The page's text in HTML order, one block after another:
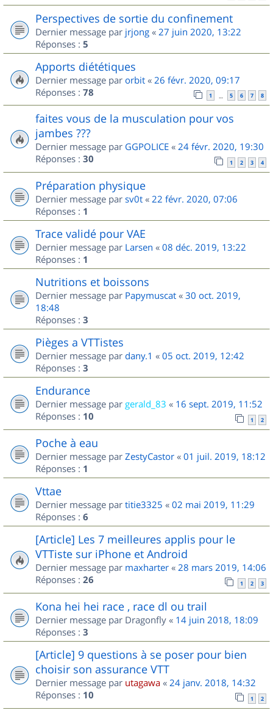
Perspectives de sortie du confinement
Dernier message par jrjong « 27 juin 2020, 13:22
Réponses : 5
Apports diététiques
Dernier message par orbit « 26 févr. 2020, 09:17
Réponses : 78 1 … 5 6 7 8
faites vous de la musculation pour vos
jambes ???
Dernier message par GGPOLICE « 24 févr. 2020, 19:30
Réponses : 30 1 2 3 4
Préparation physique
Dernier message par sv0t « 22 févr. 2020, 07:06
Réponses : 1
Trace validé pour VAE
Dernier message par Larsen « 08 déc. 2019, 13:22
Réponses : 1
Nutritions et boissons
Dernier message par Papymuscat « 30 oct. 2019,
18:48
Réponses : 3
Pièges a VTTistes
Dernier message par dany.1 « 05 oct. 2019, 12:42
Réponses : 3
Endurance
Dernier message par gerald_83 « 16 sept. 2019, 11:52
Réponses : 10 1 2
Poche à eau
Dernier message par ZestyCastor « 01 juil. 2019, 18:12
Réponses : 1
Vttae
Dernier message par titie3325 « 02 mai 2019, 11:29
Réponses : 6
[Article] Les 7 meilleures applis pour le
VTTiste sur iPhone et Android
Dernier message par maxharter « 28 mars 2019, 14:06
Réponses : 26 1 2 3
Kona hei hei race , race dl ou trail
Dernier message par Dragonfly « 14 juin 2018, 18:09
Réponses : 3
[Article] 9 questions à se poser pour bien
choisir son assurance VTT
Dernier message par utagawa « 24 janv. 2018, 14:32
Réponses : 10 1 2